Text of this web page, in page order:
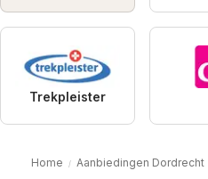
Trekpleister
Home Aanbiedingen Dordrecht